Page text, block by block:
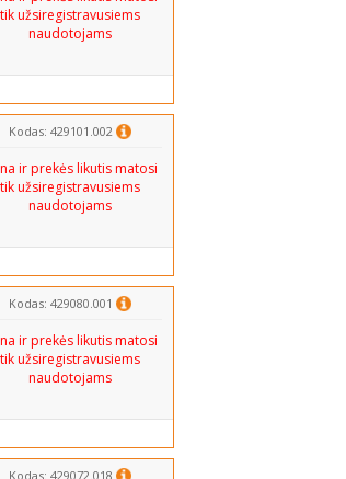
tik užsiregistravusiems
naudotojams
Kodas: 429101.002
ir prekės likutis matosi
tik užsiregistravusiems
naudotojams
Kodas: 429080.001
ir prekės likutis matosi
tik užsiregistravusiems
naudotojams
Kodas: 429072.018